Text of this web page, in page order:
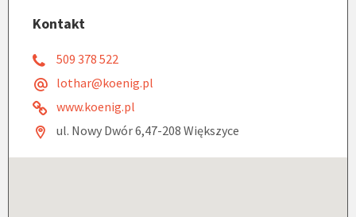
Kontakt
509 378 522
lothar@koenig.pl
www.koenig.pl
ul. Nowy Dwór 6,47-208 Większyce